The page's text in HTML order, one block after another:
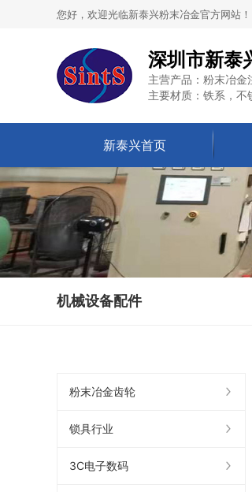
您好，欢迎光临新泰兴粉末冶金官方网站！
深圳市新泰
主营产品：粉末冶金
主要材质：铁系，不
新泰兴首页
机械设备配件
粉末冶金齿轮
锁具行业
3C电子数码